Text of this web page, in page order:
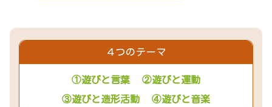
４つのテーマ
①遊びと言葉
②遊びと運動
③遊びと造形活動
④遊びと音楽